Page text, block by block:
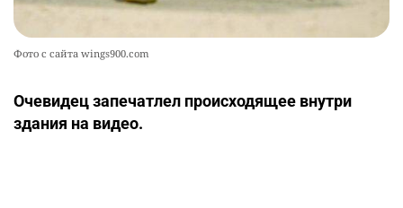
Фото с сайта wings900.com
Очевидец запечатлел происходящее внутри
здания на видео.